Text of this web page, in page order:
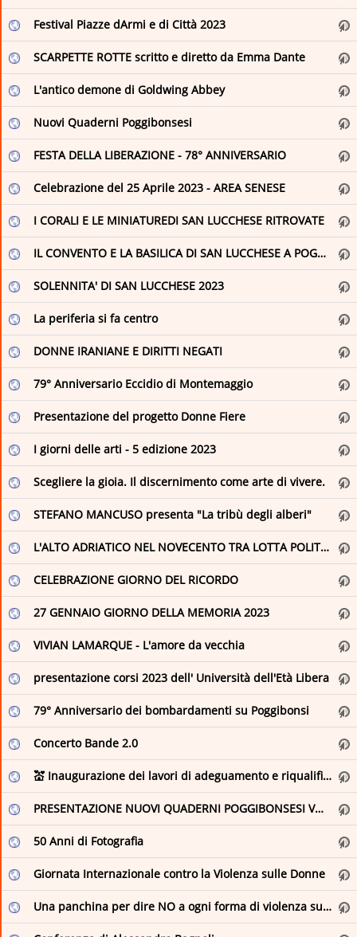
RSS di - ANSA.it
SiViaggia
Turismo Locana
Turismo Locana
VISITAREGGIO
Festival Piazze dArmi e di Città 2023
SCARPETTE ROTTE scritto e diretto da Emma Dante
L'antico demone di Goldwing Abbey
Nuovi Quaderni Poggibonsesi
FESTA DELLA LIBERAZIONE - 78° ANNIVERSARIO
Celebrazione del 25 Aprile 2023 - AREA SENESE
I CORALI E LE MINIATUREDI SAN LUCCHESE RITROVATE
IL CONVENTO E LA BASILICA DI SAN LUCCHESE A POGGIBONSI di Lucia Pratelli
SOLENNITA' DI SAN LUCCHESE 2023
La periferia si fa centro
DONNE IRANIANE E DIRITTI NEGATI
79° Anniversario Eccidio di Montemaggio
Presentazione del progetto Donne Fiere
I giorni delle arti - 5 edizione 2023
Scegliere la gioia. Il discernimento come arte di vivere.
STEFANO MANCUSO presenta "La tribù degli alberi"
L'ALTO ADRIATICO NEL NOVECENTO TRA LOTTA POLITICA E COMPETIZIONE NAZIONALE (1920-1954)
CELEBRAZIONE GIORNO DEL RICORDO
27 GENNAIO GIORNO DELLA MEMORIA 2023
VIVIAN LAMARQUE - L'amore da vecchia
presentazione corsi 2023 dell' Università dell'Età Libera
79° Anniversario dei bombardamenti su Poggibonsi
Concerto Bande 2.0
💒 Inaugurazione dei lavori di adeguamento e riqualificazione alla scuola di Staggia
PRESENTAZIONE NUOVI QUADERNI POGGIBONSESI VOLUME IV
50 Anni di Fotografia
Giornata Internazionale contro la Violenza sulle Donne
Una panchina per dire NO a ogni forma di violenza sulle donne.